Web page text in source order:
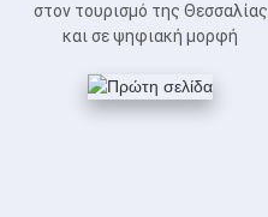
στον τουρισμό της Θεσσαλίας
και σε ψηφιακή μορφή